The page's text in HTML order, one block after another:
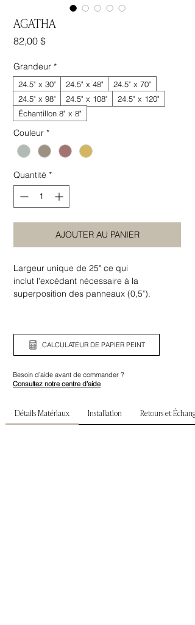
AGATHA
82,00 $Prix
Grandeur *
24.5" x 30" 24.5" x 48"
24.5" x 70"
24.5" x 98"
24.5" x 108"
24.5" x 120"
Échantillon 8" x 8"
Couleur *
Quantité *
AJOUTER AU PANIER
Largeur unique de 25" ce qui
inclut l'excédant nécessaire à la
superposition des panneaux (0,5").
commander.
CALCULATEUR DE PAPIER PEINT
Besoin d’aide avant de commander ?
Consultez notre centre d’aide
Détails Matériaux Installation Retours et